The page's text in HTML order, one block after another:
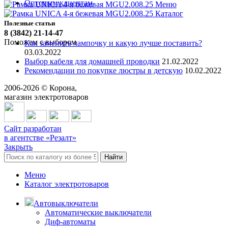
Меню
Каталог
8 (3842) 21-14-47
Поможем с выбором
Оптовым клиентам
Полезные статьи
Как заменить лампочку и какую лучше поставить?
03.03.2022
Выбор кабеля для домашней проводки 21.02.2022
Рекомендации по покупке люстры в детскую 10.02.2022
2006-2026 © Корона,
магазин электротоваров
Сайт разработан
в агентстве «Резалт»
Закрыть
Найти
Меню
Каталог электротоваров
Автовыключатели
Автоматические выключатели
Диф-автоматы